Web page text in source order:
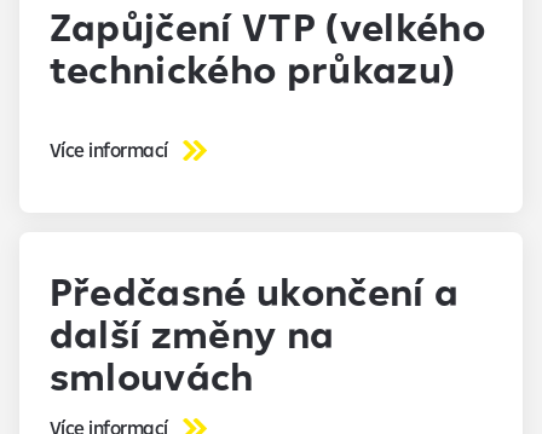
Zapůjčení VTP (velkého
technického průkazu)
Více informací
Předčasné ukončení a
další změny na
smlouvách
Více informací